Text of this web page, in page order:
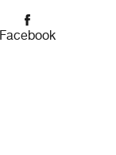
Facebook